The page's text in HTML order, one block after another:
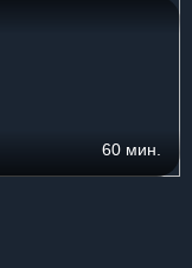
60 мин.